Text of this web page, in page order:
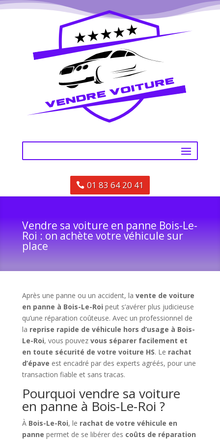
01 83 64 20 41
Vendre sa voiture en panne Bois-Le-
Roi : on achète votre véhicule sur
place
Après une panne ou un accident, la vente de voiture
en panne à Bois-Le-Roi peut s’avérer plus judicieuse
qu’une réparation coûteuse. Avec un professionnel de
la reprise rapide de véhicule hors d’usage à Bois-
Le-Roi, vous pouvez vous séparer facilement et
en toute sécurité de votre voiture HS. Le rachat
d’épave est encadré par des experts agréés, pour une
transaction fiable et sans tracas.
Pourquoi vendre sa voiture
en panne à Bois-Le-Roi ?
À Bois-Le-Roi, le rachat de votre véhicule en
panne permet de se libérer des coûts de réparation